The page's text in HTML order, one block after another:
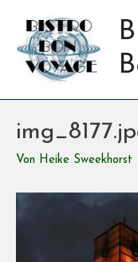
Von Heike Sweekhorst